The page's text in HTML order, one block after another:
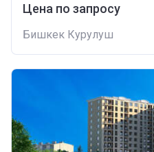
Цена по запросу
Бишкек Курулуш